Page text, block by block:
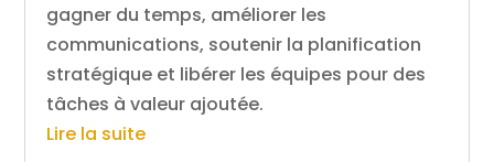
gagner du temps, améliorer les
communications, soutenir la planification
stratégique et libérer les équipes pour des
tâches à valeur ajoutée.
Lire la suite